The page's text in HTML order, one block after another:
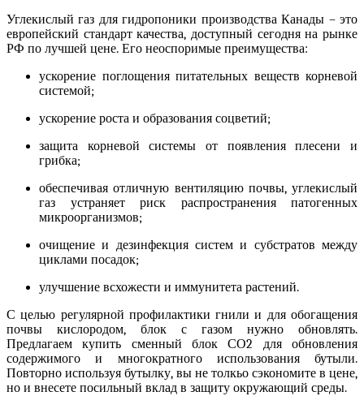
Углекислый газ для гидропоники производства Канады – это
европейский стандарт качества, доступный сегодня на рынке
РФ по лучшей цене. Его неоспоримые преимущества:
ускорение поглощения питательных веществ корневой
системой;
ускорение роста и образования соцветий;
защита корневой системы от появления плесени и
грибка;
обеспечивая отличную вентиляцию почвы, углекислый
газ устраняет риск распространения патогенных
микроорганизмов;
очищение и дезинфекция систем и субстратов между
циклами посадок;
улучшение всхожести и иммунитета растений.
С целью регулярной профилактики гнили и для обогащения
почвы кислородом, блок с газом нужно обновлять.
Предлагаемкупить сменный блок СО2 для обновления
содержимого и многократного использования бутыли.
Повторно используя бутылку, вы не толкьо сэкономите в цене,
но и внесете посильный вклад в защиту окружающий среды.